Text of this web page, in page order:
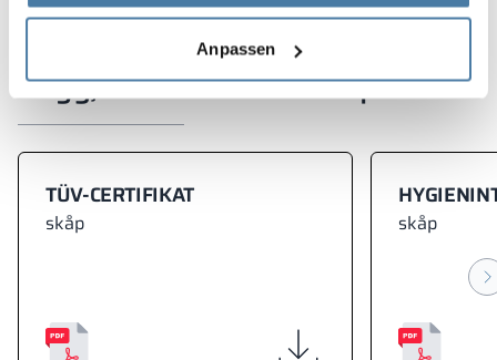
Anpassen
beroende på skärmens inställningar och egenskaper.
Intyg, certifikat och våra patent
TÜV-CERTIFIKAT
skåp skåp